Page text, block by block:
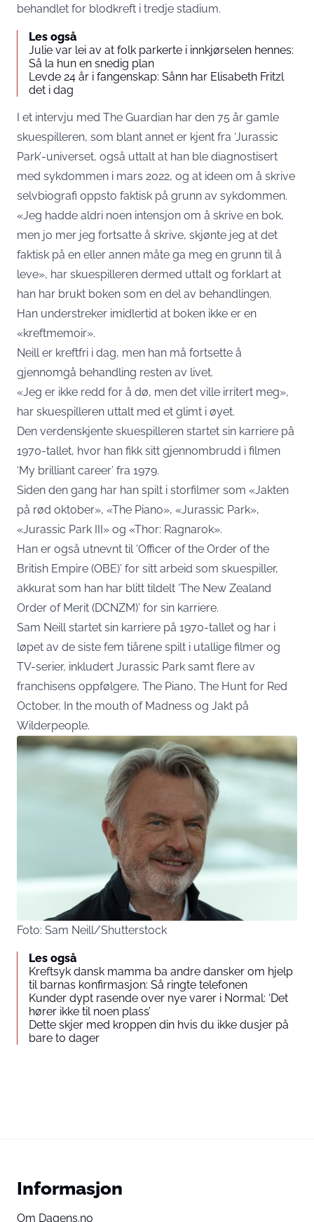
behandlet for blodkreft i tredje stadium.
Les også
Julie var lei av at folk parkerte i innkjørselen hennes:
Så la hun en snedig plan
Levde 24 år i fangenskap: Sånn har Elisabeth Fritzl
det i dag
I et intervju med The Guardian har den 75 år gamle
skuespilleren, som blant annet er kjent fra ‘Jurassic
Park’-universet, også uttalt at han ble diagnostisert
med sykdommen i mars 2022, og at ideen om å skrive
selvbiografi oppsto faktisk på grunn av sykdommen.
«Jeg hadde aldri noen intensjon om å skrive en bok,
men jo mer jeg fortsatte å skrive, skjønte jeg at det
faktisk på en eller annen måte ga meg en grunn til å
leve», har skuespilleren dermed uttalt og forklart at
han har brukt boken som en del av behandlingen.
Han understreker imidlertid at boken ikke er en
«kreftmemoir».
Neill er kreftfri i dag, men han må fortsette å
gjennomgå behandling resten av livet.
«Jeg er ikke redd for å dø, men det ville irritert meg»,
har skuespilleren uttalt med et glimt i øyet.
Den verdenskjente skuespilleren startet sin karriere på
1970-tallet, hvor han fikk sitt gjennombrudd i filmen
‘My brilliant career’ fra 1979.
Siden den gang har han spilt i storfilmer som «Jakten
på rød oktober», «The Piano», «Jurassic Park»,
«Jurassic Park III» og «Thor: Ragnarok».
Han er også utnevnt til ‘Officer of the Order of the
British Empire (OBE)’ for sitt arbeid som skuespiller,
akkurat som han har blitt tildelt ‘The New Zealand
Order of Merit (DCNZM)’ for sin karriere.
Sam Neill startet sin karriere på 1970-tallet og har i
løpet av de siste fem tiårene spilt i utallige filmer og
TV-serier, inkludert Jurassic Park samt flere av
franchisens oppfølgere, The Piano, The Hunt for Red
October, In the mouth of Madness og Jakt på
Wilderpeople.
Foto: Sam Neill/Shutterstock
Les også
Kreftsyk dansk mamma ba andre dansker om hjelp
til barnas konfirmasjon: Så ringte telefonen
Kunder dypt rasende over nye varer i Normal: ‘Det
hører ikke til noen plass’
Dette skjer med kroppen din hvis du ikke dusjer på
bare to dager
Informasjon
Om Dagens.no